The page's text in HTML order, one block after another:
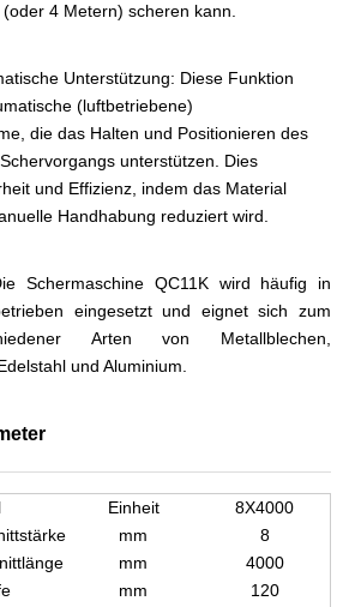
4 Metern) scheren kann.
Unterstützung: Diese Funktion
(luftbetriebene)
die das Halten und Positionieren des
unterstützen. Dies
und Effizienz, indem das Material
Handhabung reduziert wird.
Schermaschine QC11K wird häufig in
eingesetzt und eignet sich zum
Arten von Metallblechen,
und Aluminium.
Einheit
8X4000
mm
8
mm
4000
mm
120